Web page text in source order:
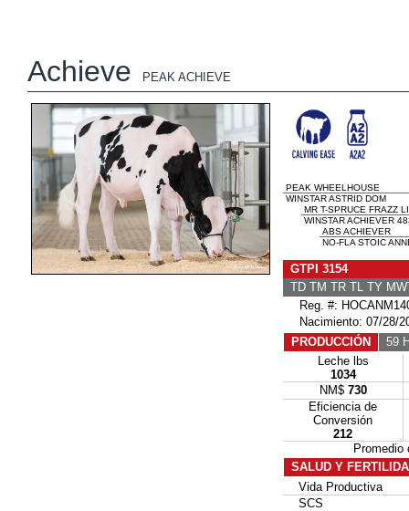
Achieve PEAK ACHIEVE
PEAK WHEELHOUSE
WINSTAR ASTRID DOM
MR T-SPRUCE FRAZZ
WINSTAR ACHIEVER
ABS ACHIEVER
NO-FLA STOIC
GTPI 3154
TD TM TR TL TY
Reg. #:
Nacimiento: 07/28/
PRODUCCIÓN
59
Leche lbs
1034
NM$ 730
Eficiencia de
Conversión
212
SALUD Y
Vida Productiva
SCS